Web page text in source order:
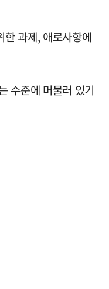
한 과제, 애로사항에
수준에 머물러 있기